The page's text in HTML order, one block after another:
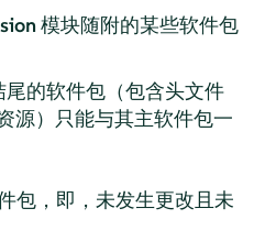
模块随附的某些软件包
尾的软件包（包含头文件
源）只能与其主软件包一
包，即，未发生更改且未